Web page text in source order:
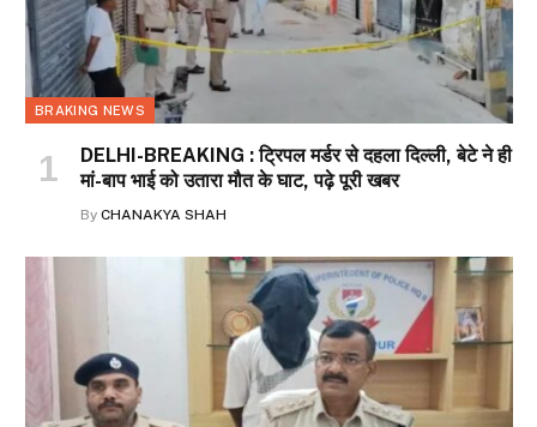
BRAKING NEWS
DELHI-BREAKING : ट्रिपल मर्डर से दहला दिल्ली, बेटे ने ही
मां-बाप भाई को उतारा मौत के घाट, पढ़े पूरी खबर
By CHANAKYA SHAH